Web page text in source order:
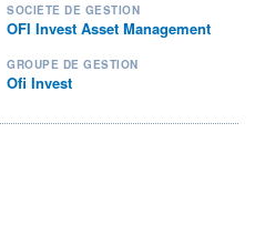
SOCIÉTÉ DE GESTION
OFI Invest Asset Management
GROUPE DE GESTION
Ofi Invest